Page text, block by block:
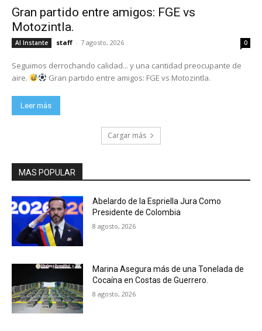
Gran partido entre amigos: FGE vs
Motozintla.
Al Instante staff - 7 agosto, 2026 0
Seguimos derrochando calidad... y una cantidad preocupante de
aire.
Gran partido entre amigos: FGE vs Motozintla.
Leer más
Cargar más
MAS POPULAR
Abelardo de la Espriella Jura Como
Presidente de Colombia
8 agosto, 2026
Marina Asegura más de una Tonelada de
Cocaína en Costas de Guerrero.
8 agosto, 2026